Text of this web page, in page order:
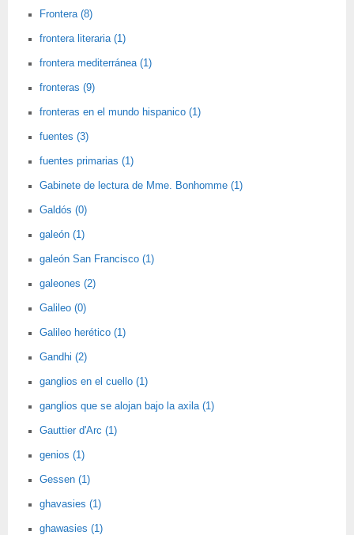
Frontera (8)
frontera literaria (1)
frontera mediterránea (1)
fronteras (9)
fronteras en el mundo hispanico (1)
fuentes (3)
fuentes primarias (1)
Gabinete de lectura de Mme. Bonhomme (1)
Galdós (0)
galeón (1)
galeón San Francisco (1)
galeones (2)
Galileo (0)
Galileo herético (1)
Gandhi (2)
ganglios en el cuello (1)
ganglios que se alojan bajo la axila (1)
Gauttier d'Arc (1)
genios (1)
Gessen (1)
ghavasies (1)
ghawasies (1)